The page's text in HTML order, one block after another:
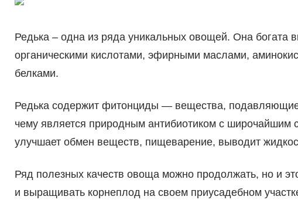
Редька – одна из ряда уникальных овощей. Она
органическими кислотами, эфирными маслами,
белками.
Редька содержит фитонциды — вещества,
чему является природным антибиотиком с широчайшим
улучшает обмен веществ, пищеварение, выводит
Ряд полезных качеств овоща можно продолжать, но и
и выращивать корнеплод на своем приусадебном